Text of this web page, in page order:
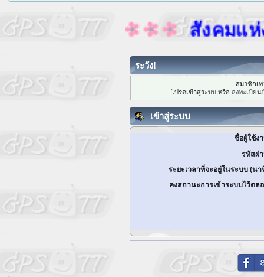
สังคมแห่ง
ระวัง!
สมาชิกเ
โปรดเข้าสู่ระบบ หรือ ลงทะเบีย
เข้าสู่ระบบ
ชื่อผู้ใช้ง
รหัสผ่
ระยะเวลาที่จะอยู่ในระบบ (นา
คงสถานะการเข้าระบบไว้ตล